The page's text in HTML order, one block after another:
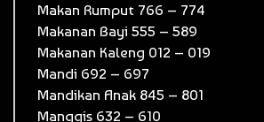
Makan Rumput 766 – 774
Makanan Bayi 555 – 589
Makanan Kaleng 012 – 019
Mandi 692 – 697
Mandikan Anak 845 – 801
Manggis 632 – 610